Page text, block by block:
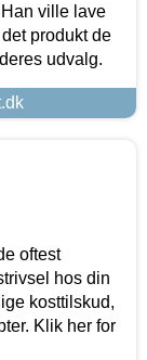
ville lave
produkt de
udvalg.
oftest
hos din
kosttilskud,
Klik her for